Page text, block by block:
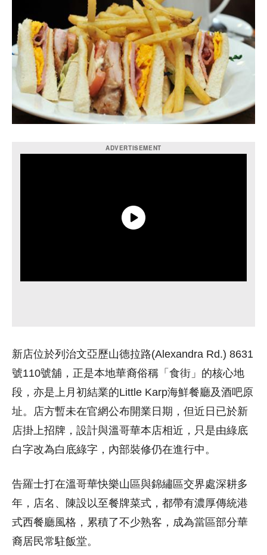
新店位於列治文亞歷山德拉路(Alexandra Rd.) 8631
號110號舖，正是本地華裔俗稱「食街」的核心地
段，亦是上月初結業的Little Karp海鮮餐廳及酒吧原
址。店方暫未在官網公布開業日期，但近日已於新
店掛上招牌，設計與溫哥華本店相近，只是由綠底
白字改為白底綠字，內部裝修仍在進行中。
告羅士打在溫哥華快樂山區與錦繡區交界處深耕多
年，店名、陳設以至餐牌菜式，都帶有濃厚傳統港
式西餐廳風格，累積了不少熟客，成為當區部分華
裔居民常駐飯堂。